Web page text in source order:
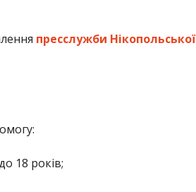
пресслужби Нікопольської
18 років;